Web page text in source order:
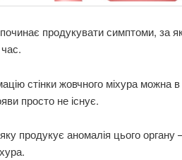
продукувати симптоми, за
стінки жовчного міхура можна
просто не існує.
продукує аномалія цього органу